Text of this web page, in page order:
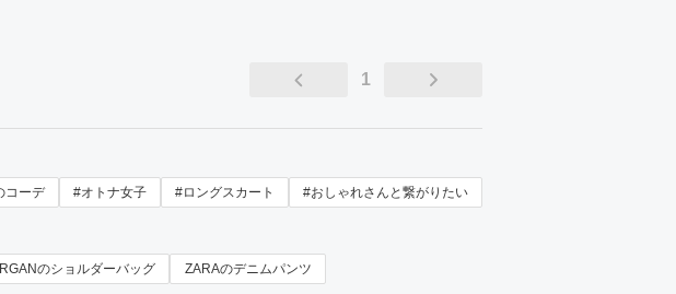
1
コーデ #オトナ女子 #ロングスカート #おしゃれさんと繋がりたい
のショルダーバッグ
ZARAのデニムパンツ